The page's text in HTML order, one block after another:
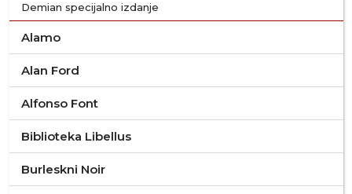
Demian specijalno izdanje
Alamo
Alan Ford
Alfonso Font
Biblioteka Libellus
Burleskni Noir